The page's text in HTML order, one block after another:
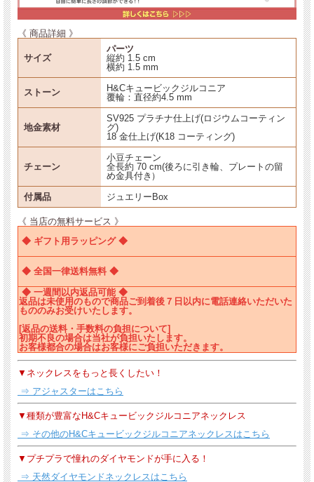
《 商品詳細 》
サイズ
パーツ
縦約 1.5 cm
横約 1.5 mm
ストーン
H&Cキュービックジルコニア
覆輪：直径約4.5 mm
地金素材
SV925 プラチナ仕上げ(ロジウムコーティン
グ)
18 金仕上げ(K18 コーティング)
チェーン
小豆チェーン
全長約 70 cm(後ろに引き輪、プレートの留
め金具付き)゚
付属品
ジュエリーBox
《 当店の無料サービス 》
◆ ギフト用ラッピング ◆
◆ 全国一律送料無料 ◆
◆ 一週間以内返品可能 ◆
返品は未使用のもので商品ご到着後７日以内に電話連絡いただいた
もののみお受けいたします。
[返品の送料・手数料の負担について]
初期不良の場合は当社が負担いたします。
お客様都合の場合はお客様にご負担いただきます。
▼ネックレスをもっと長くしたい！
⇒ アジャスターはこちら
▼種類が豊富なH&Cキュービックジルコニアネックレス
⇒ その他のH&Cキュービックジルコニアネックレスはこちら
▼プチプラで憧れのダイヤモンドが手に入る！
⇒ 天然ダイヤモンドネックレスはこちら